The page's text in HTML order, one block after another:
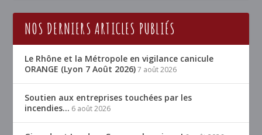
NOS DERNIERS ARTICLES PUBLIÉS
Le Rhône et la Métropole en vigilance canicule
ORANGE (Lyon 7 Août 2026) 7 août 2026
Soutien aux entreprises touchées par les
incendies… 6 août 2026